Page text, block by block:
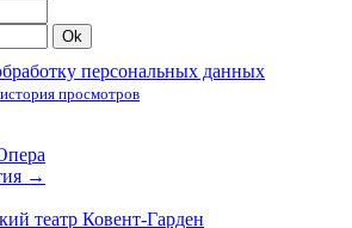
Ok
персональных данных
просмотров
→
театр Ковент-Гарден